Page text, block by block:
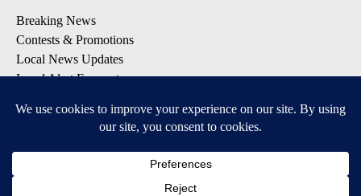
Breaking News
Contests & Promotions
Local News Updates
Local Alert Forecast
DOWNLOAD: KTVZ APPS